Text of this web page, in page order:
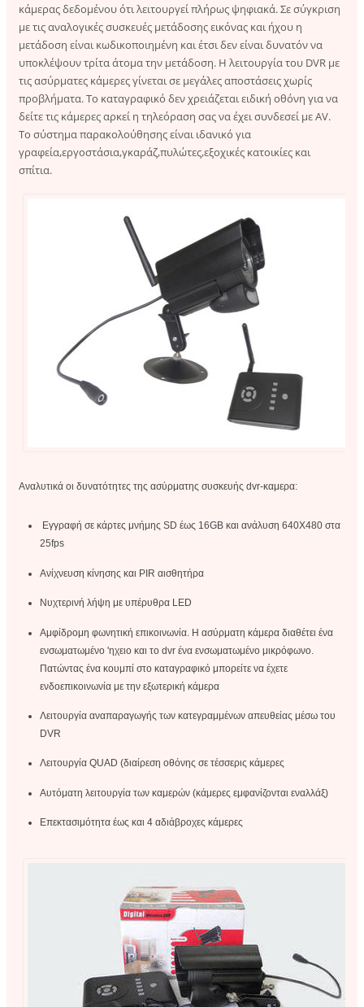
κάμερας δεδομένου ότι λειτουργεί πλήρως ψηφιακά. Σε σύγκριση
με τις αναλογικές συσκευές μετάδοσης εικόνας και ήχου η
μετάδοση είναι κωδικοποιημένη και έτσι δεν είναι δυνατόν να
υποκλέψουν τρίτα άτομα την μετάδοση. Η λειτουργία του DVR με
τις ασύρματες κάμερες γίνεται σε μεγάλες αποστάσεις χωρίς
προβλήματα. Το καταγραφικό δεν χρειάζεται ειδική οθόνη για να
δείτε τις κάμερες αρκεί η τηλεόραση σας να έχει συνδεσεί με AV.
Το σύστημα παρακολούθησης είναι ιδανικό για
γραφεία,εργοστάσια,γκαράζ,πυλώτες,εξοχικές κατοικίες και
σπίτια.
Αναλυτικά οι δυνατότητες της ασύρματης συσκευής dvr-καμερα:
Εγγραφή σε κάρτες μνήμης SD έως 16GB και ανάλυση 640Χ480 στα
25fps
Ανίχνευση κίνησης και PIR αισθητήρα
Νυχτερινή λήψη με υπέρυθρα LED
Αμφίδρομη φωνητική επικοινωνία. Η ασύρματη κάμερα διαθέτει ένα
ενσωματωμένο 'ηχειο και το dvr ένα ενσωματωμένο μικρόφωνο.
Πατώντας ένα κουμπί στο καταγραφικό μπορείτε να έχετε
ενδοεπικοινωνία με την εξωτερική κάμερα
Λειτουργία αναπαραγωγής των κατεγραμμένων απευθείας μέσω του
DVR
Λειτουργία QUAD (διαίρεση οθόνης σε τέσσερις κάμερες
Αυτόματη λειτουργία των καμερών (κάμερες εμφανίζονται εναλλάξ)
Επεκτασιμότητα έως και 4 αδιάβροχες κάμερες